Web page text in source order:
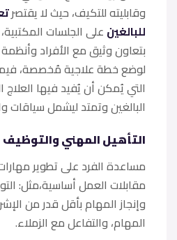
وقابليته للتكيف، حيث لا يقتصر
للبالغين على الجلسات
بتعاون وثيق مع الأفراد
لوضع خطة علاجية مُخصصة،
التي يُمكن أن يُفيد فيها
البالغين وتمتد ليشمل سياقات
التأهيل المهني والتوظيف
مساعدة الفرد على تطوير
مقابلات العمل أساسية،مثل:
وإنجاز المهام بأقل قدر من
المهام، والتفاعل مع الزملاء.